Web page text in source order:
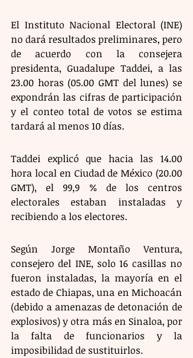
El Instituto Nacional Electoral (INE)
no dará resultados preliminares, pero
de acuerdo con la consejera
presidenta, Guadalupe Taddei, a las
23.00 horas (05.00 GMT del lunes) se
expondrán las cifras de participación
y el conteo total de votos se estima
tardará al menos 10 días.
Taddei explicó que hacia las 14.00
hora local en Ciudad de México (20.00
GMT), el 99,9 % de los centros
electorales estaban instaladas y
recibiendo a los electores.
Según Jorge Montaño Ventura,
consejero del INE, solo 16 casillas no
fueron instaladas, la mayoría en el
estado de Chiapas, una en Michoacán
(debido a amenazas de detonación de
explosivos) y otra más en Sinaloa, por
la falta de funcionarios y la
imposibilidad de sustituirlos.